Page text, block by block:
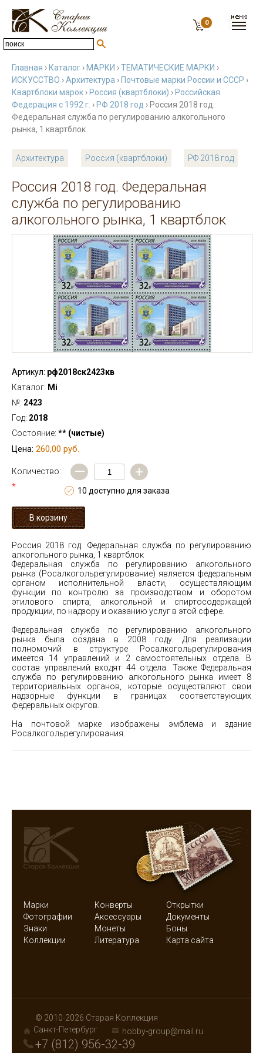
0
Главная › Каталог › МАРКИ ›ТЕМАТИЧЕСКИЕ МАРКИ ›
ИСКУССТВО ›Архитектура › Почтовые марки России и СССР ›
Квартблоки марок › Россия (квартблоки) › Российская
Федерация с 1992 г. › РФ 2018 год › Россия 2018 год.
Федеральная служба по регулированию алкогольного
рынка, 1 квартблок
Архитектура Россия (квартблоки) РФ 2018 год
Россия 2018 год. Федеральная
служба по регулированию
алкогольного рынка, 1 квартблок
Артикул: рф2018ск2423кв
Каталог: Mi
№: 2423
Год: 2018
Состояние: ** (чистые)
Цена: 260,00 руб.
Количество:
*
— +
10 доступно для заказа
Россия 2018 год. Федеральная служба по регулированию
алкогольного рынка, 1 квартблок
Федеральная служба по регулированию алкогольного
рынка (Росалкогольрегулирование) является федеральным
органом исполнительной власти, осуществляющим
функции по контролю за производством и оборотом
этилового спирта, алкогольной и спиртосодержащей
продукции, по надзору и оказанию услуг в этой сфере.
Федеральная служба по регулированию алкогольного
рынка была создана в 2008 году. Для реализации
полномочий в структуре Росалкогольрегулирования
имеется 14 управлений и 2 самостоятельных отдела. В
состав управлений входят 44 отдела. Также Федеральная
служба по регулированию алкогольного рынка имеет 8
территориальных органов, которые осуществляют свои
надзорные функции в границах соответствующих
федеральных округов.
На почтовой марке изображены эмблема и здание
Росалкогольрегулирования.
Марки Конверты
Открытки
Фотографии
Аксессуары
Документы
Знаки
Монеты
Боны
Коллекции
Литература Карта сайта
© 2010-2026 Старая Коллекция
Санкт-Петербург
hobby-group@mail.ru
+7 (812) 956-32-39